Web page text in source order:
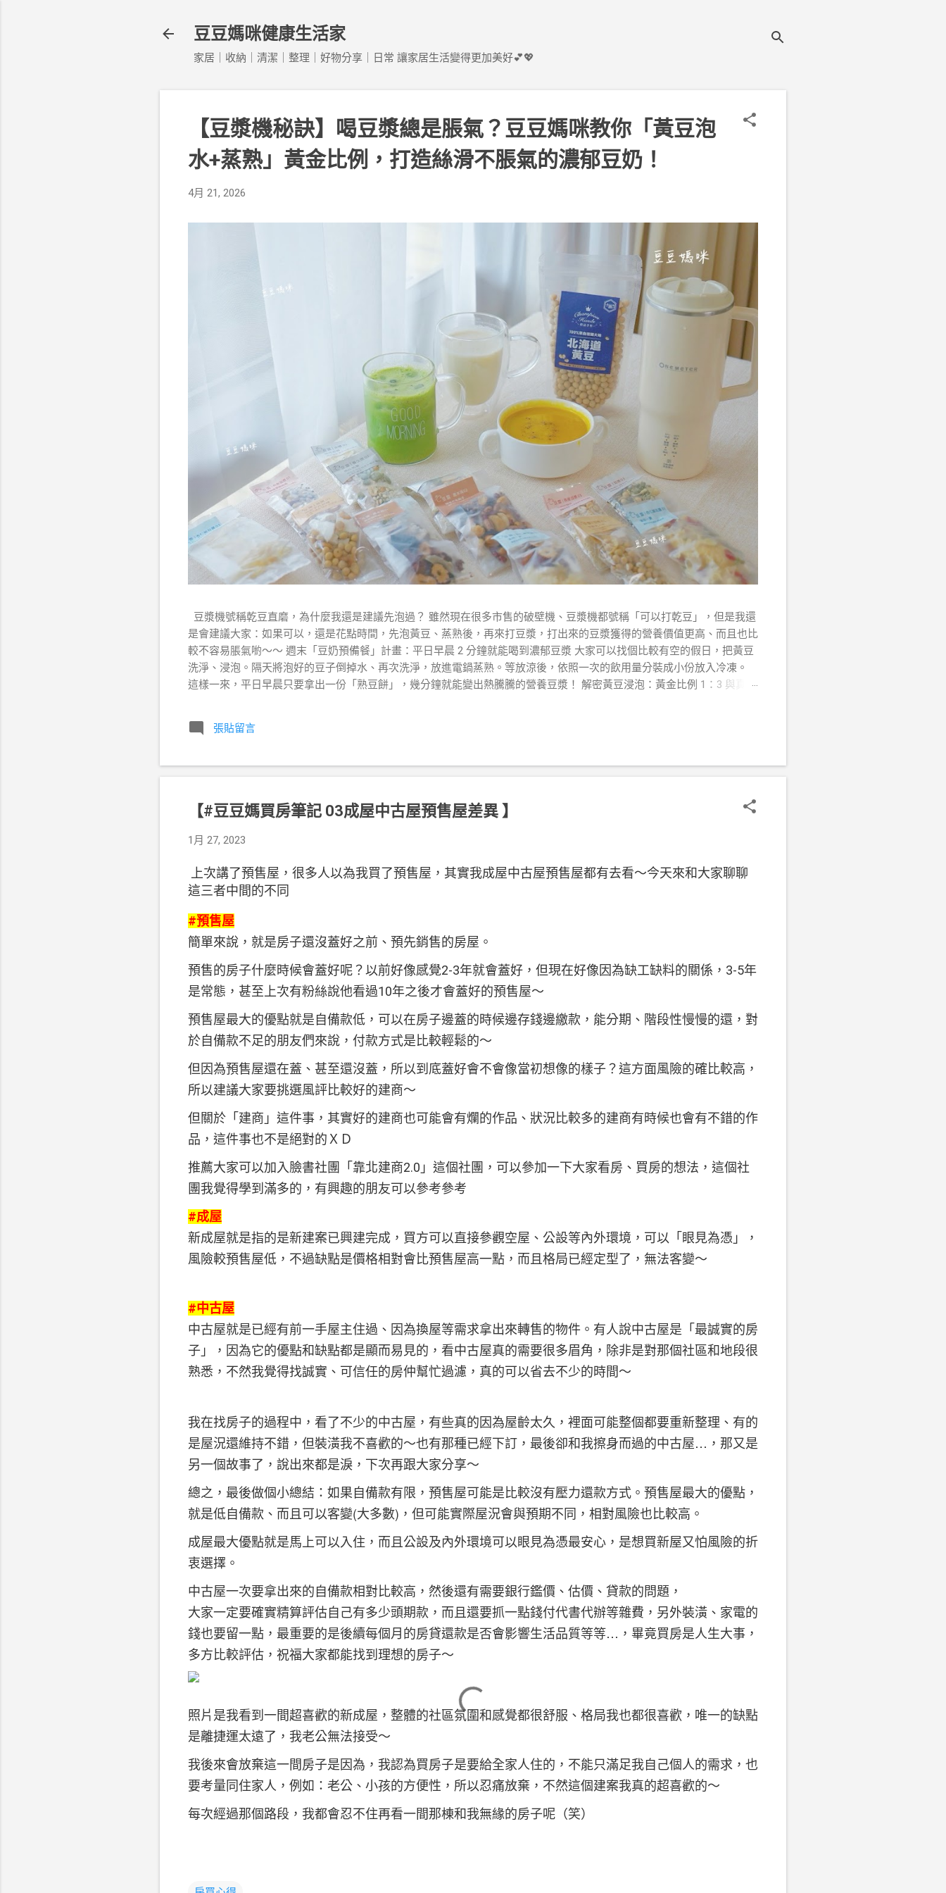
豆豆媽咪健康生活家
家居｜收納｜清潔｜整理｜好物分享｜日常 讓家居生活變得更加美好💕💖
【豆漿機秘訣】喝豆漿總是脹氣？豆豆媽咪教你「黃豆泡
水+蒸熟」黃金比例，打造絲滑不脹氣的濃郁豆奶！
4月 21, 2026
豆漿機號稱乾豆直磨，為什麼我還是建議先泡過？ 雖然現在很多市售的破壁機、豆漿機都號稱「可以打乾豆」，但是我還
是會建議大家：如果可以，還是花點時間，先泡黃豆、蒸熟後，再來打豆漿，打出來的豆漿獲得的營養價值更高、而且也比
較不容易脹氣喲～～ 週末「豆奶預備餐」計畫：平日早晨 2 分鐘就能喝到濃郁豆漿 大家可以找個比較有空的假日，把黃豆
洗淨、浸泡。隔天將泡好的豆子倒掉水、再次洗淨，放進電鍋蒸熟。等放涼後，依照一次的飲用量分裝成小份放入冷凍。
這樣一來，平日早晨只要拿出一份「熟豆餅」，幾分鐘就能變出熱騰騰的營養豆漿！ 解密黃豆浸泡：黃金比例 1：3 與真空
吸」，導致吸水不均，口感就會打折扣～足夠的水量也能更有效地溶出造成脹氣的低聚醣與影響營養吸收的植酸喲～ 善用
真空保鮮盒，縮短一半浸泡時間 如果你家有真空保鮮盒，推薦大家可以用真空保鮮盒來泡黃豆。因為在負壓真空狀態下，
飽和了喲 ~ 但是使用真空保鮮盒時要特別注意：要確保妳的食材加水後，不要超過保鮮盒容量的 7 分滿，要預留豆子長大
要覺得那碗黃黃濃濃的水是精華，其實裡面藏著： 低聚醣 ：這是脹氣的元兇。對於腸胃敏感的小孩或像我一樣容易脹氣的
人，喝了這碗水打的豆漿，肚子很容易「咕嚕咕嚕」叫，甚至腹脹不適。 植酸 ：它會與鈣、鐵、鋅等礦物質結合，降低
營養吸收率。倒掉這碗水，等於是解開營養的封印。 夏季防變質小提醒：泡豆請務必放冰箱冷藏 PS ：最近天氣轉熱，泡豆
生豆直磨？ 最後就是：已經泡好黃豆了，一定要先蒸熟嗎？答案是：看個人習慣囉～ 因為黃豆含有皂素與植物凝集素，
必須徹底煮沸 15-20 分鐘以上才能安全食用，我自己是不嫌麻煩，理論上如果已經泡過的黃...
張貼留言
【#豆豆媽買房筆記 03成屋中古屋預售屋差異 】
1月 27, 2023
上次講了預售屋，很多人以為我買了預售屋，其實我成屋中古屋預售屋都有去看～今天來和大家聊聊
這三者中間的不同
#預售屋
簡單來說，就是房子還沒蓋好之前、預先銷售的房屋。
預售的房子什麼時候會蓋好呢？以前好像感覺2-3年就會蓋好，但現在好像因為缺工缺料的關係，3-5年
是常態，甚至上次有粉絲說他看過10年之後才會蓋好的預售屋～
預售屋最大的優點就是自備款低，可以在房子邊蓋的時候邊存錢邊繳款，能分期、階段性慢慢的還，對
於自備款不足的朋友們來說，付款方式是比較輕鬆的～
但因為預售屋還在蓋、甚至還沒蓋，所以到底蓋好會不會像當初想像的樣子？這方面風險的確比較高，
所以建議大家要挑選風評比較好的建商～
但關於「建商」這件事，其實好的建商也可能會有爛的作品、狀況比較多的建商有時候也會有不錯的作
品，這件事也不是絕對的ＸＤ
推薦大家可以加入臉書社團「靠北建商2.0」這個社團，可以參加一下大家看房、買房的想法，這個社
團我覺得學到滿多的，有興趣的朋友可以參考參考
#成屋
新成屋就是指的是新建案已興建完成，買方可以直接參觀空屋、公設等內外環境，可以「眼見為憑」，
風險較預售屋低，不過缺點是價格相對會比預售屋高一點，而且格局已經定型了，無法客變～
#中古屋
中古屋就是已經有前一手屋主住過、因為換屋等需求拿出來轉售的物件。有人說中古屋是「最誠實的房
子」，因為它的優點和缺點都是顯而易見的，看中古屋真的需要很多眉角，除非是對那個社區和地段很
熟悉，不然我覺得找誠實、可信任的房仲幫忙過濾，真的可以省去不少的時間～
我在找房子的過程中，看了不少的中古屋，有些真的因為屋齡太久，裡面可能整個都要重新整理、有的
是屋況還維持不錯，但裝潢我不喜歡的～也有那種已經下訂，最後卻和我擦身而過的中古屋…，那又是
另一個故事了，說出來都是淚，下次再跟大家分享～
總之，最後做個小總結：如果自備款有限，預售屋可能是比較沒有壓力還款方式。預售屋最大的優點，
就是低自備款、而且可以客變(大多數)，但可能實際屋況會與預期不同，相對風險也比較高。
成屋最大優點就是馬上可以入住，而且公設及內外環境可以眼見為憑最安心，是想買新屋又怕風險的折
衷選擇。
中古屋一次要拿出來的自備款相對比較高，然後還有需要銀行鑑價、估價、貸款的問題，
大家一定要確實精算評估自己有多少頭期款，而且還要抓一點錢付代書代辦等雜費，另外裝潢、家電的
錢也要留一點，最重要的是後續每個月的房貸還款是否會影響生活品質等等…，畢竟買房是人生大事，
多方比較評估，祝福大家都能找到理想的房子～
照片是我看到一間超喜歡的新成屋，整體的社區氛圍和感覺都很舒服、格局我也都很喜歡，唯一的缺點
是離捷運太遠了，我老公無法接受～
我後來會放棄這一間房子是因為，我認為買房子是要給全家人住的，不能只滿足我自己個人的需求，也
要考量同住家人，例如：老公、小孩的方便性，所以忍痛放棄，不然這個建案我真的超喜歡的～
每次經過那個路段，我都會忍不住再看一間那棟和我無緣的房子呢（笑）